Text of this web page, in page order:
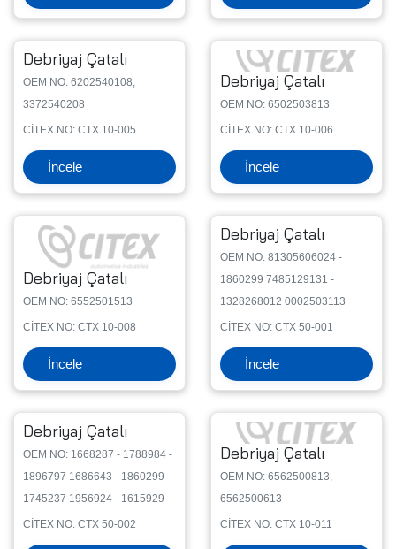
Debriyaj Çatalı
OEM NO: 6202540108,
3372540208
CİTEX NO: CTX 10-005
İncele
Debriyaj Çatalı
OEM NO: 6502503813
CİTEX NO: CTX 10-006
İncele
Debriyaj Çatalı
OEM NO: 6552501513
CİTEX NO: CTX 10-008
İncele
Debriyaj Çatalı
OEM NO: 81305606024 -
1860299 7485129131 -
1328268012 0002503113
CİTEX NO: CTX 50-001
İncele
Debriyaj Çatalı
OEM NO: 1668287 - 1788984 -
1896797 1686643 - 1860299 -
1745237 1956924 - 1615929
CİTEX NO: CTX 50-002
Debriyaj Çatalı
OEM NO: 6562500813,
6562500613
CİTEX NO: CTX 10-011